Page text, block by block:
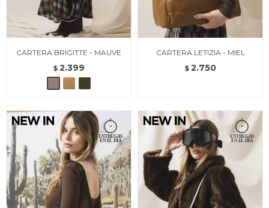
CARTERA BRIGITTE - MAUVE
$ 2.399
CARTERA LETIZIA - MIEL
$ 2.750